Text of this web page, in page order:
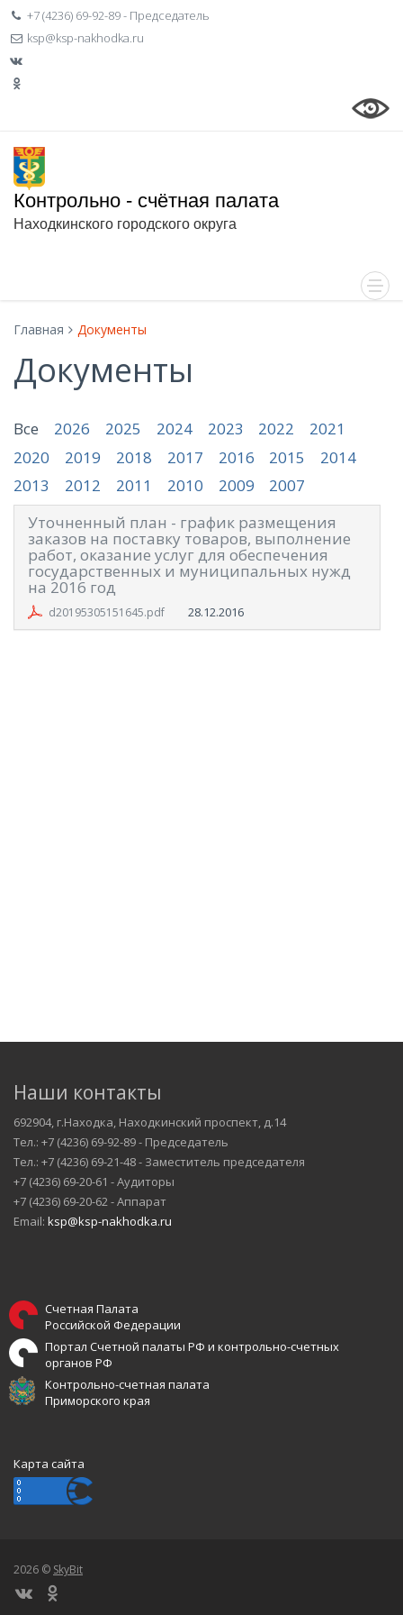
+7 (4236) 69-92-89 - Председатель
ksp@ksp-nakhodka.ru
Контрольно - счётная палата
Находкинского городского округа
Главная Документы
Документы
Все 2026 2025 2024 2023 2022
2021
2020
2019 2018 2017 2016 2015
2014
2013
2012 2011 2010 2009
2007
Уточненный план - график размещения
заказов на поставку товаров, выполнение
работ, оказание услуг для обеспечения
государственных и муниципальных нужд
на 2016 год
d20195305151645.pdf 28.12.2016
Наши контакты
692904, г.Находка, Находкинский проспект, д.14
Тел.: +7 (4236) 69-92-89 - Председатель
Тел.: +7 (4236) 69-21-48 - Заместитель председателя
+7 (4236) 69-20-61 - Аудиторы
+7 (4236) 69-20-62 - Аппарат
Email: ksp@ksp-nakhodka.ru
Счетная Палата
Российской Федерации
Портал Счетной палаты РФ и контрольно-счетных
органов РФ
Контрольно-счетная палата
Приморского края
Карта сайта
2026 © SkyBit